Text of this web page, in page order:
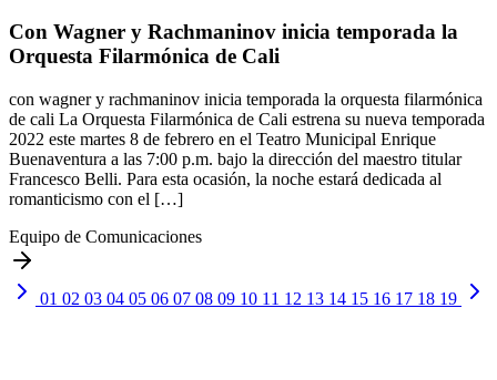
Con Wagner y Rachmaninov inicia temporada la
Orquesta Filarmónica de Cali
con wagner y rachmaninov inicia temporada la orquesta filarmónica
de cali La Orquesta Filarmónica de Cali estrena su nueva temporada
2022 este martes 8 de febrero en el Teatro Municipal Enrique
Buenaventura a las 7:00 p.m. bajo la dirección del maestro titular
Francesco Belli. Para esta ocasión, la noche estará dedicada al
romanticismo con el […]
Equipo de Comunicaciones
01 02 03 04 05 06 07 08 09 10 11 12 13 14 15 16 17 18 19